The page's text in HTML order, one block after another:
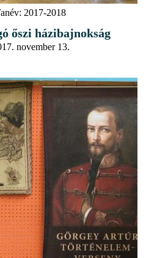
2017-2018
őszi házibajnokság
november 13.